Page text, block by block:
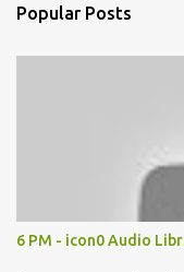
Popular Posts
6 PM - icon0 Audio